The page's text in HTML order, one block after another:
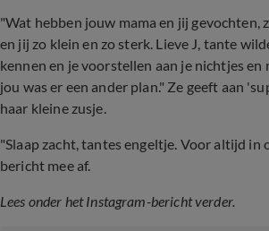
"Wat hebben jouw mama en jij gevochten,
en jij zo klein en zo sterk. Lieve J, tante
kennen en je voorstellen aan je nichtjes en
jou was er een ander plan." Ze geeft aan
haar kleine zusje.
"Slaap zacht, tantes engeltje. Voor altijd in
bericht mee af.
Lees onder het Instagram-bericht verder.